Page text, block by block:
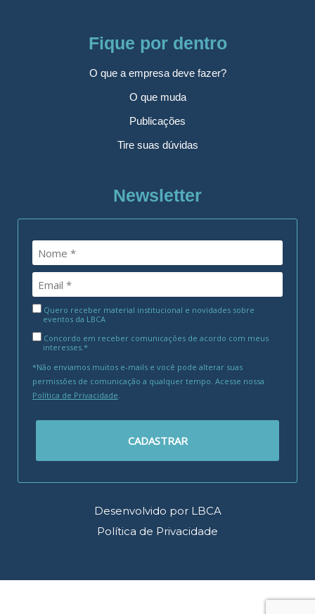
Fique por dentro
O que a empresa deve fazer?
O que muda
Publicações
Tire suas dúvidas
Newsletter
Quero receber material institucional e novidades sobre
eventos da LBCA
Concordo em receber comunicações de acordo com meus
interesses.*
*Não enviamos muitos e-mails e você pode alterar suas
permissões de comunicação a qualquer tempo. Acesse nossa
Política de Privacidade.
CADASTRAR
Desenvolvido por LBCA
Política de Privacidade